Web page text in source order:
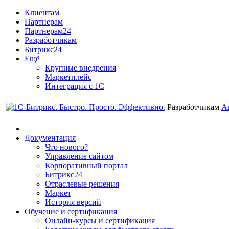
Клиентам
Партнерам
Партнерам24
Разработчикам
Битрикс24
Ещё
Крупные внедрения
Маркетплейс
Интеграция с 1С
Разработчикам
Документация
Что нового?
Управление сайтом
Корпоративный портал
Битрикс24
Отраслевые решения
Маркет
История версий
Обучение и сертификация
Онлайн-курсы и сертификация